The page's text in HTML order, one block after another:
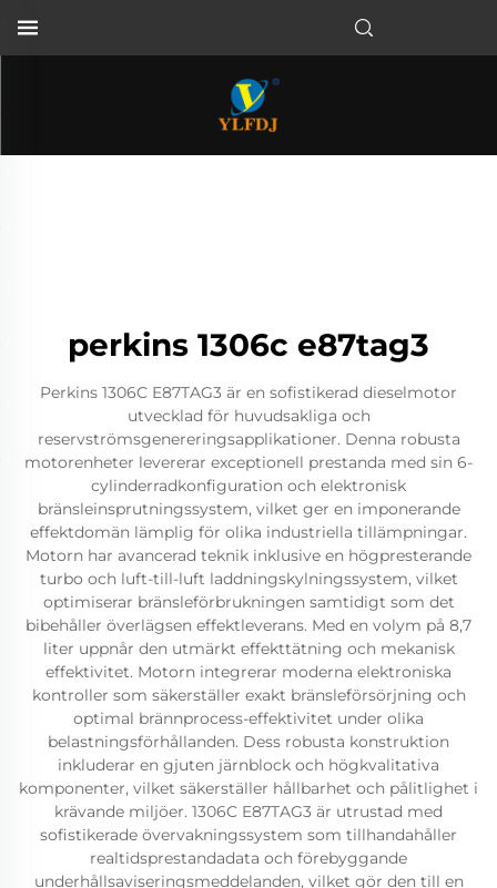
perkins 1306c e87tag3
Perkins 1306C E87TAG3 är en sofistikerad dieselmotor
utvecklad för huvudsakliga och
reservströmsgenereringsapplikationer. Denna robusta
motorenheter levererar exceptionell prestanda med sin 6-
cylinderradkonfiguration och elektronisk
bränsleinsprutningssystem, vilket ger en imponerande
effektdomän lämplig för olika industriella tillämpningar.
Motorn har avancerad teknik inklusive en högpresterande
turbo och luft-till-luft laddningskylningssystem, vilket
optimiserar bränsleförbrukningen samtidigt som det
bibehåller överlägsen effektleverans. Med en volym på 8,7
liter uppnår den utmärkt effekttätning och mekanisk
effektivitet. Motorn integrerar moderna elektroniska
kontroller som säkerställer exakt bränsleförsörjning och
optimal brännprocess-effektivitet under olika
belastningsförhållanden. Dess robusta konstruktion
inkluderar en gjuten järnblock och högkvalitativa
komponenter, vilket säkerställer hållbarhet och pålitlighet i
krävande miljöer. 1306C E87TAG3 är utrustad med
sofistikerade övervakningssystem som tillhandahåller
realtidsprestandadata och förebyggande
underhållsaviseringsmeddelanden, vilket gör den till en